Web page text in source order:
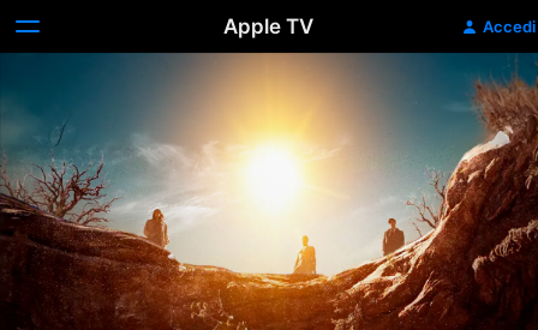
Apple TV Accedi